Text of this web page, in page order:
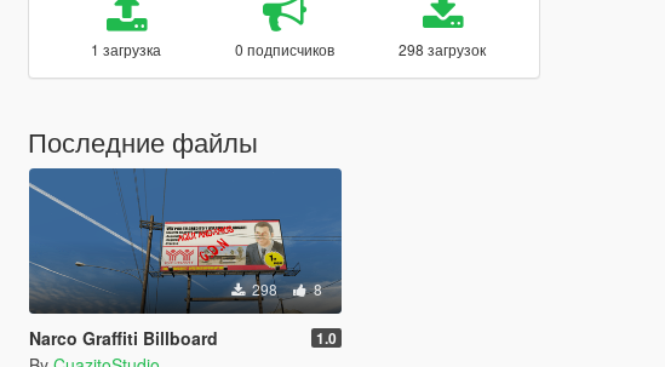
1 загрузка 0 подписчиков 298 загрузок
Последние файлы
298 8
Narco Graffiti Billboard 1.0